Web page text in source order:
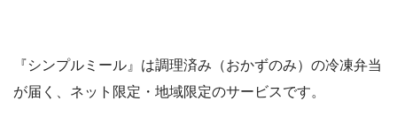
『シンプルミール』は調理済み（おかずのみ）の冷凍弁当
が届く、ネット限定・地域限定のサービスです。